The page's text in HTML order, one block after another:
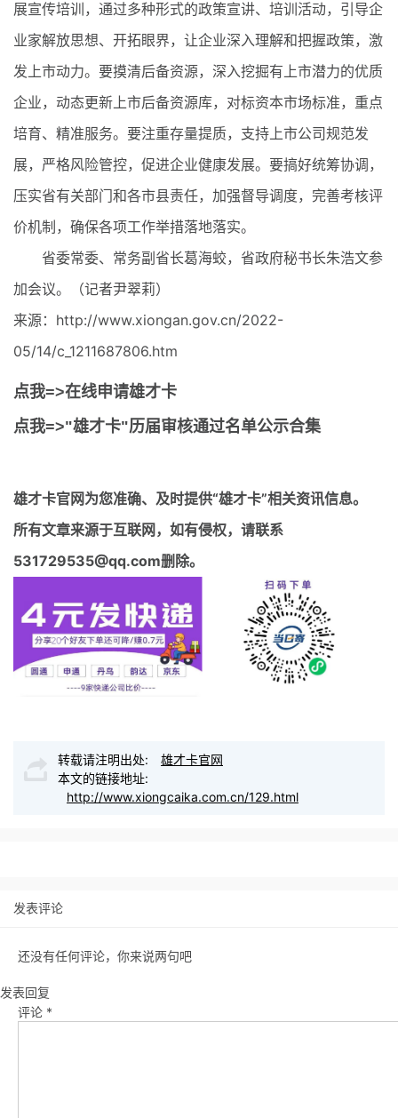
展宣传培训，通过多种形式的政策宣讲、培训活动，引导企
业家解放思想、开拓眼界，让企业深入理解和把握政策，激
发上市动力。要摸清后备资源，深入挖掘有上市潜力的优质
企业，动态更新上市后备资源库，对标资本市场标准，重点
培育、精准服务。要注重存量提质，支持上市公司规范发
展，严格风险管控，促进企业健康发展。要搞好统筹协调，
压实省有关部门和各市县责任，加强督导调度，完善考核评
价机制，确保各项工作举措落地落实。
省委常委、常务副省长葛海蛟，省政府秘书长朱浩文参
加会议。（记者尹翠莉）
来源：http://www.xiongan.gov.cn/2022-
05/14/c_1211687806.htm
点我=>在线申请雄才卡
点我=>"雄才卡"历届审核通过名单公示合集
雄才卡官网为您准确、及时提供“雄才卡”相关资讯信息。
所有文章来源于互联网，如有侵权，请联系
531729535@qq.com删除。
转载请注明出处:
雄才卡官网
本文的链接地址:
http://www.xiongcaika.com.cn/129.html
发表评论
还没有任何评论，你来说两句吧
发表回复
评论 *